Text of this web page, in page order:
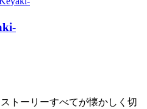
トーリーすべてが懐かしく切